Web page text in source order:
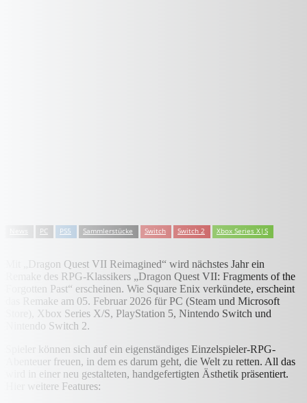
PC PS5 Sammlerstücke Switch Switch 2 Xbox Series X|S
Mit „Dragon Quest VII Reimagined“ wird nächstes Jahr ein
Remake des RPG-Klassikers „Dragon Quest VII: Fragments of the
Forgotten Past“ erscheinen. Wie Square Enix verkündete, erscheint
das Remake am 05. Februar 2026 für PC (Steam und Microsoft
Store), Xbox Series X/S, PlayStation 5, Nintendo Switch und
Nintendo Switch 2.
Spieler können sich auf ein eigenständiges Einzelspieler-RPG-
Abenteuer freuen, in dem es darum geht, die Welt zu retten. All das
wird in einer neu gestalteten, handgefertigten Ästhetik präsentiert.
Hier weitere Features: